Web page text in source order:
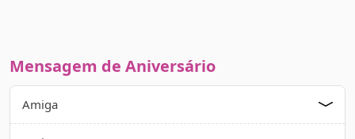
Mensagem de Aniversário
Amiga